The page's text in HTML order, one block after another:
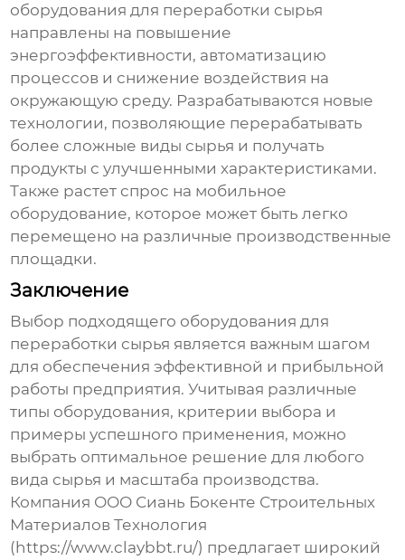
оборудования для переработки сырья
направлены на повышение
энергоэффективности, автоматизацию
процессов и снижение воздействия на
окружающую среду. Разрабатываются новые
технологии, позволяющие перерабатывать
более сложные виды сырья и получать
продукты с улучшенными характеристиками.
Также растет спрос на мобильное
оборудование, которое может быть легко
перемещено на различные производственные
площадки.
Заключение
Выбор подходящего оборудования для
переработки сырья является важным шагом
для обеспечения эффективной и прибыльной
работы предприятия. Учитывая различные
типы оборудования, критерии выбора и
примеры успешного применения, можно
выбрать оптимальное решение для любого
вида сырья и масштаба производства.
Компания ООО Сиань Бокенте Строительных
Материалов Технология
( https://www.claybbt.ru/) предлагает широкий